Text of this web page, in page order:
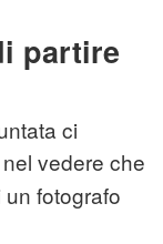
partire
ci
vedere che
fotografo